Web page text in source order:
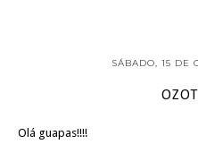
SÁBADO, 15 DE
Olá guapas!!!!